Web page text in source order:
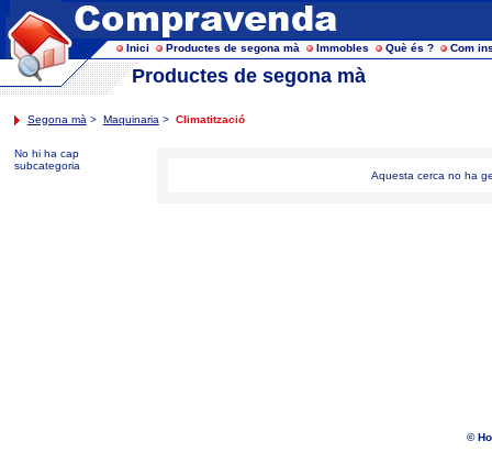
Inici Productes de segona mà Immobles Què és ? Com
Productes de segona mà
Segona mà > Maquinaria > Climatització
No hi ha cap
subcategoria
Aquesta cerca no ha
©